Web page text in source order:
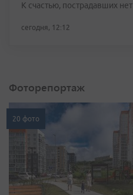
К счастью, пострадавших нет
сегодня, 12:12
Фоторепортаж
20 фото